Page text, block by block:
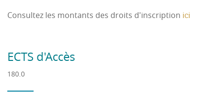
Consultez les montants des droits d'inscription ici
ECTS d'Accès
180.0